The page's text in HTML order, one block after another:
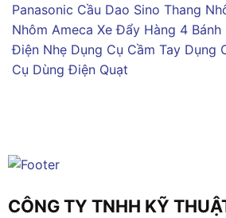
Panasonic Cầu Dao Sino Thang
Nhôm Ameca Xe Đẩy Hàng 4 Bánh
Điện Nhẹ Dụng Cụ Cầm Tay Dụng
Cụ Dùng Điện Quạt
CÔNG TY TNHH KỸ